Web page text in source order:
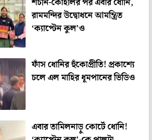
রামমন্দির উদ্বোধনে আমন্ত্রিত
‘ক্যাপ্টেন কুল’ও
ফাঁস ধোনির হুঁকোপ্রীতি! প্রকাশ্যে
চলে এল মাহির ধূমপানের ভিডিও
এবার তামিলনাড়ু কোর্টে ধোনি!